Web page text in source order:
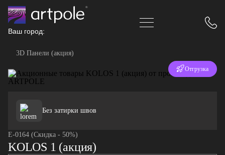
Ваш город:
3D Панели (акция)
Отгрузка
Без затирки швов
E-0164 (Скидка - 50%)
KOLOS 1 (акция)